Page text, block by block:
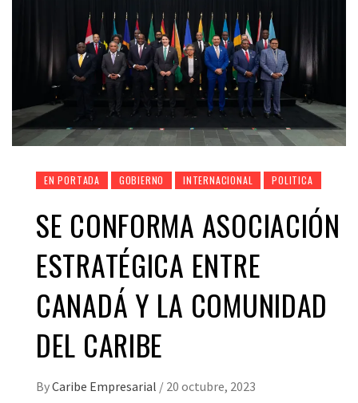
EN PORTADA GOBIERNO INTERNACIONAL POLITICA
SE CONFORMA ASOCIACIÓN
ESTRATÉGICA ENTRE
CANADÁ Y LA COMUNIDAD
DEL CARIBE
ByCaribe Empresarial / 20 octubre, 2023